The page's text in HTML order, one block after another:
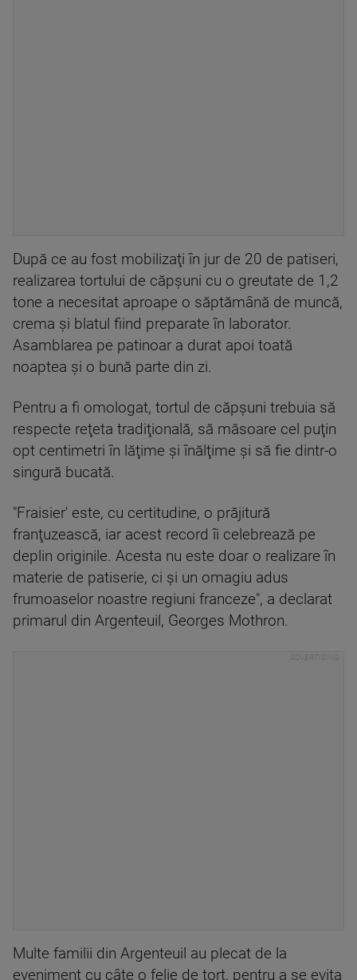
După ce au fost mobilizaţi în jur de 20 de patiseri,
realizarea tortului de căpşuni cu o greutate de 1,2
tone a necesitat aproape o săptămână de muncă,
crema şi blatul fiind preparate în laborator.
Asamblarea pe patinoar a durat apoi toată
noaptea şi o bună parte din zi.
Pentru a fi omologat, tortul de căpşuni trebuia să
respecte reţeta tradiţională, să măsoare cel puţin
opt centimetri în lăţime şi înălţime şi să fie dintr-o
singură bucată.
"Fraisier' este, cu certitudine, o prăjitură
franţuzească, iar acest record îi celebrează pe
deplin originile. Acesta nu este doar o realizare în
materie de patiserie, ci şi un omagiu adus
frumoaselor noastre regiuni franceze", a declarat
primarul din Argenteuil, Georges Mothron.
Multe familii din Argenteuil au plecat de la
eveniment cu câte o felie de tort, pentru a se evita